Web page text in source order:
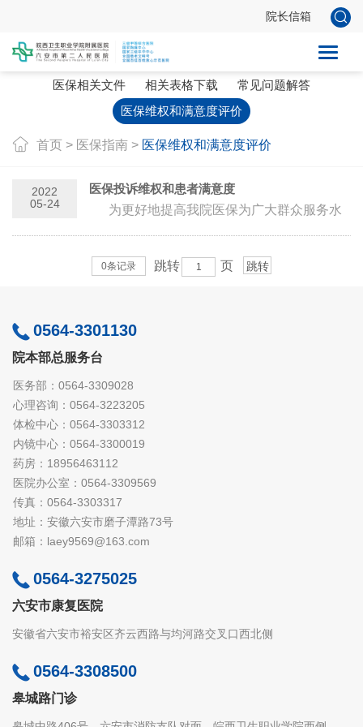
院长信箱
科室简介 就诊及转诊流程
医保相关文件
相关表格下载
常见问题解答
医保维权和满意度评价
首页 > 医保指南 > 医保维权和满意度评价
2022
05-24
医保投诉维权和患者满意度
为更好地提高我院医保为广大群众服务水
0条记录 跳转 页
0564-3301130
院本部总服务台
医务部：0564-3309028
心理咨询：0564-3223205
体检中心：0564-3303312
内镜中心：0564-3300019
药房：18956463112
医院办公室：0564-3309569
传真：0564-3303317
地址：安徽六安市磨子潭路73号
邮箱：laey9569@163.com
0564-3275025
六安市康复医院
安徽省六安市裕安区齐云西路与均河路交叉口西北侧
0564-3308500
皋城路门诊